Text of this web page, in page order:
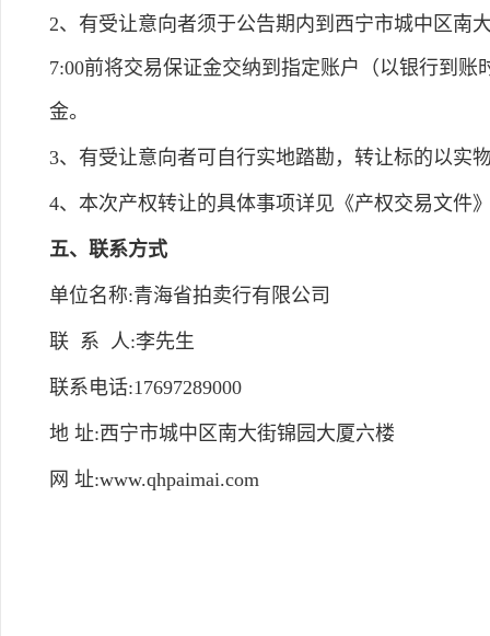
2、有受让意向者须于公告期内到西宁市城中区南
7:00前将交易保证金交纳到指定账户（以银行到
金。
3、有受让意向者可自行实地踏勘，转让标的以实
4、本次产权转让的具体事项详见《产权交易文件
五、联系方式
单位名称:青海省拍卖行有限公司
联 系 人:李先生
联系电话:17697289000
地 址:西宁市城中区南大街锦园大厦六楼
网 址:www.qhpaimai.com